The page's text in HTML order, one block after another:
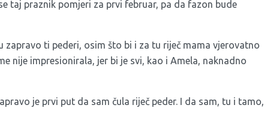
taj praznik pomjeri za prvi februar, pa da fazon bude
ti pederi, osim što bi i za tu riječ mama vjerovatno
nije impresionirala, jer bi je svi, kao i Amela, naknadno
je prvi put da sam čula riječ peder. I da sam, tu i tamo,